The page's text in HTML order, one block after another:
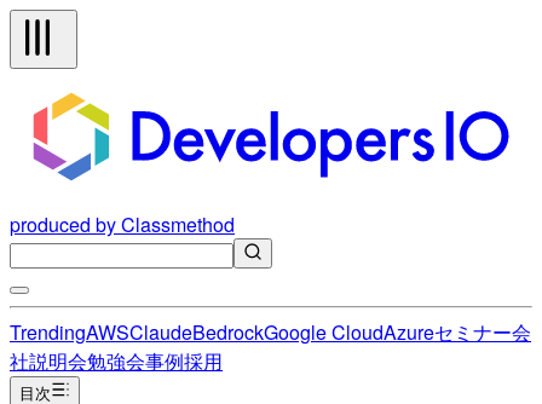
produced by Classmethod
TrendingAWSClaudeBedrockGoogle CloudAzureセミナー会
社説明会勉強会事例採用
目次